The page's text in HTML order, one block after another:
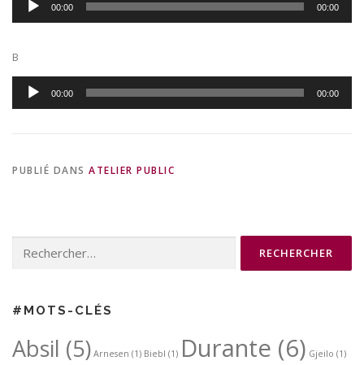
audio
00:00 00:00
B
Lecteur
audio
00:00 00:00
PUBLIÉ DANS ATELIER PUBLIC
#MOTS-CLÉS
Absil (5) Arnesen (1) Biebl (1) Durante (6) Gjeilo (1)